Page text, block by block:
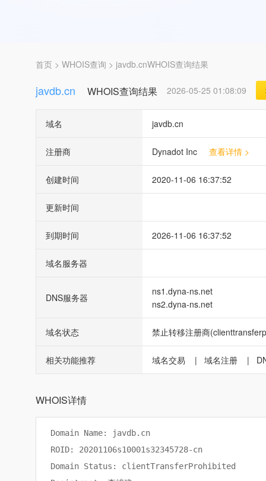
首页 > WHOIS查询 > javdb.cnWHOIS查询结果
javdb.cn WHOIS查询结果 2026-05-25 01:08:09
域名 javdb.cn
注册商 Dynadot Inc 查看详情 >
创建时间 2020-11-06 16:37:52
更新时间
到期时间 2026-11-06 16:37:52
域名服务器
DNS服务器
ns1.dyna-ns.net
ns2.dyna-ns.net
域名状态 禁止转移注册商
相关功能推荐 域名交易 | 域名注册 |
WHOIS详情
Domain Name: javdb.cn
ROID: 20201106s10001s32345728-cn
Domain Status: clientTransferProhibited